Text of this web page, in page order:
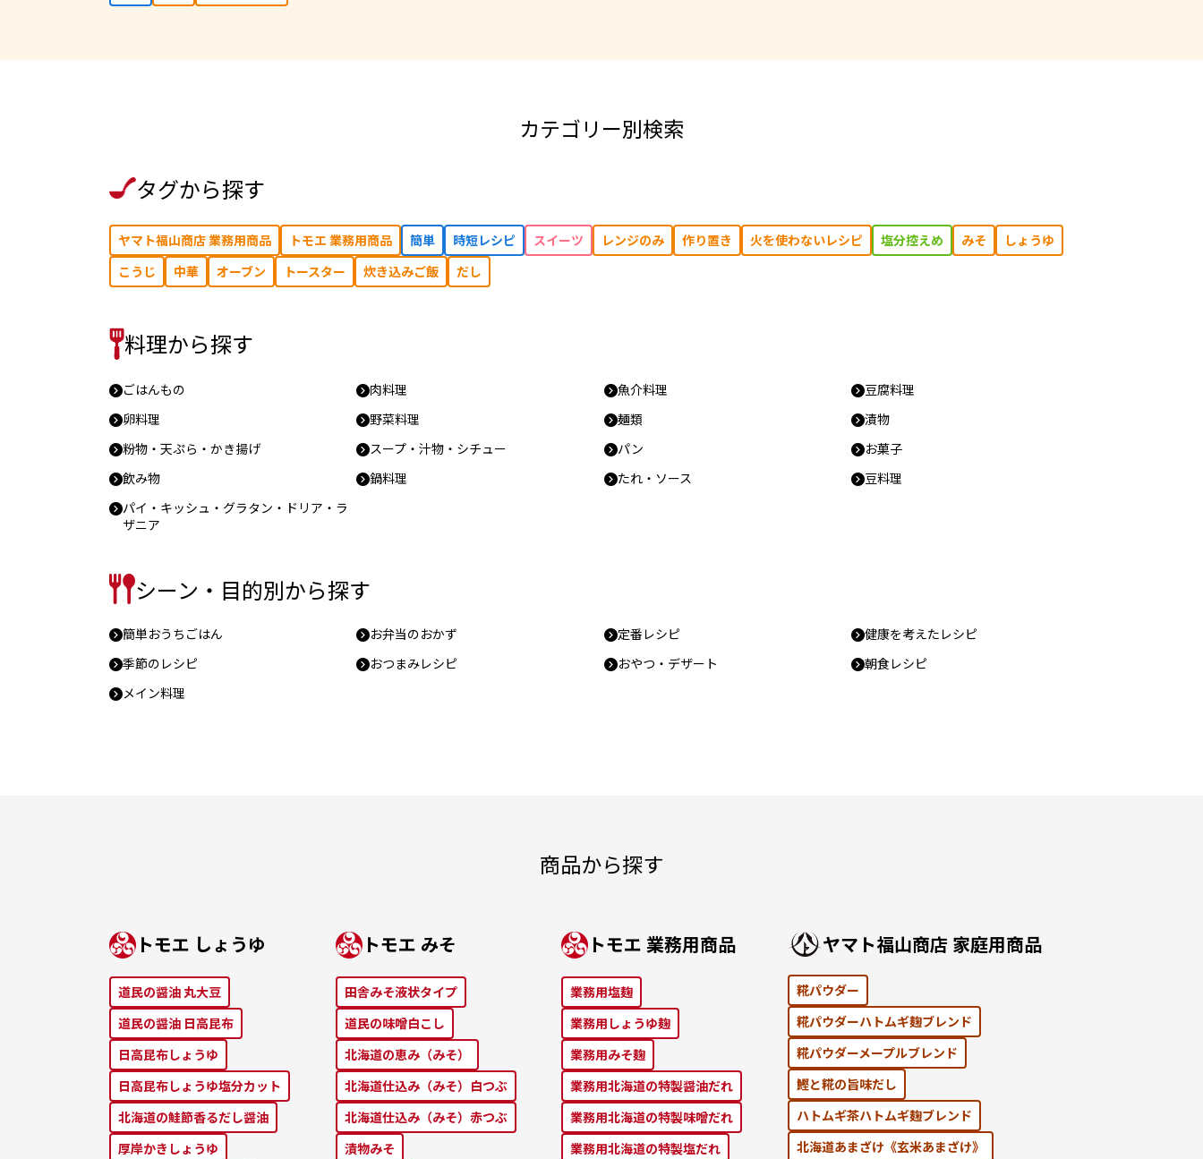
カテゴリー別検索
タグから探す
ヤマト福山商店 業務用商品 トモエ 業務用商品 簡単 時短レシピ スイーツ レンジのみ 作り置き ⽕を使わないレシピ 塩分控えめ みそ
しょうゆ
こうじ
中華 オーブン トースター 炊き込みご飯 だし
料理から探す
ごはんもの 肉料理 魚介料理
豆腐料理
卵料理
野菜料理 麺類
漬物
粉物・天ぷら・かき揚げ
スープ・汁物・シチュー パン
お菓子
飲み物
鍋料理 たれ・ソース
豆料理
パイ・キッシュ・グラタン・ドリア・ラ
ザニア
シーン・目的別から探す
簡単おうちごはん お弁当のおかず 定番レシピ
健康を考えたレシピ
季節のレシピ
おつまみレシピ おやつ・デザート
朝食レシピ
メイン料理
商品から探す
トモエ しょうゆ
道⺠の醤油 丸⼤⾖
道⺠の醤油 ⽇⾼昆布
⽇⾼昆布しょうゆ
⽇⾼昆布しょうゆ塩分カット
北海道の鮭節⾹るだし醤油
厚岸かきしょうゆ
トモエ みそ
田舎みそ液状タイプ
道⺠の味噌⽩こし
北海道の恵み（みそ）
北海道仕込み（みそ）⽩つぶ
北海道仕込み（みそ）⾚つぶ
漬物みそ
トモエ 業務⽤商品
業務⽤塩麹
業務⽤しょうゆ麹
業務⽤みそ麹
業務⽤北海道の特製醤油だれ
業務⽤北海道の特製味噌だれ
業務⽤北海道の特製塩だれ
ヤマト福⼭商店 家庭⽤商品
糀パウダー
糀パウダーハトムギ麹ブレンド
糀パウダーメープルブレンド
鰹と糀の旨味だし
ハトムギ茶ハトムギ麹ブレンド
北海道あまざけ《⽞⽶あまざけ》